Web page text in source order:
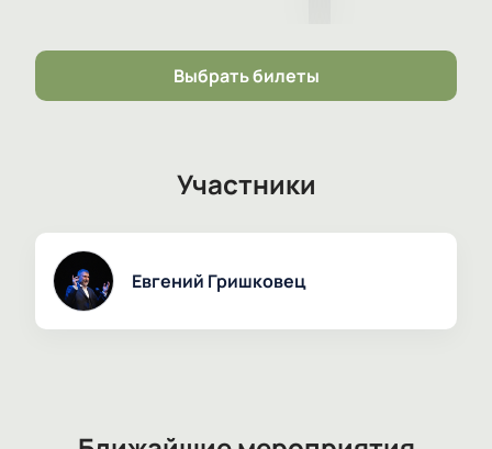
Выбрать билеты
Участники
Евгений Гришковец